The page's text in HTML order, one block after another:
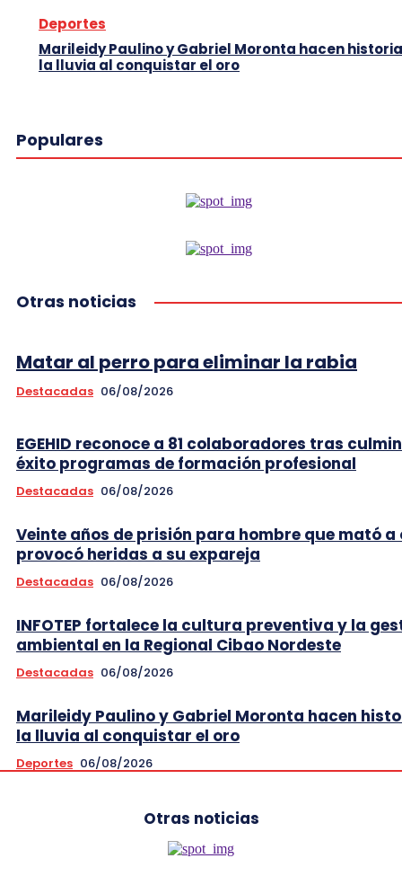
Deportes
Marileidy Paulino y Gabriel Moronta hacen
la lluvia al conquistar el oro
Populares
Otras noticias
Matar al perro para eliminar la rabia
Destacadas 06/08/2026
EGEHID reconoce a 81 colaboradores tras
éxito programas de formación profesional
Destacadas 06/08/2026
Veinte años de prisión para hombre que mató a
provocó heridas a su expareja
Destacadas 06/08/2026
INFOTEP fortalece la cultura preventiva y la
ambiental en la Regional Cibao Nordeste
Destacadas 06/08/2026
Marileidy Paulino y Gabriel Moronta hacen
la lluvia al conquistar el oro
Deportes 06/08/2026
Otras noticias